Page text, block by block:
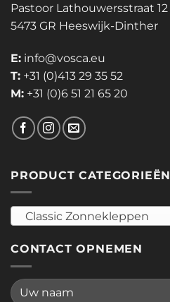
Pastoor Lathouwersstraat 12
5473 GR Heeswijk-Dinther
E: info@vosca.eu
T: +31 (0)413 29 35 52
M: +31 (0)6 51 21 65 20
PRODUCT CATEGORIEËN
Classic Zonnekleppen
CONTACT OPNEMEN
Please leave this field empty.